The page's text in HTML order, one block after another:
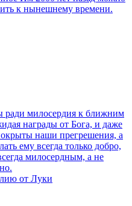
к нынешнему времени.
ради милосердия к ближним
награды от Бога, и даже
наши прегрешения, а
ему всегда только добро,
милосердным, а не
от Луки